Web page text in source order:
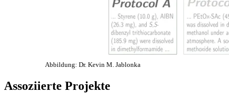
Abbildung: Dr. Kevin M. Jablonka
Assoziierte Projekte